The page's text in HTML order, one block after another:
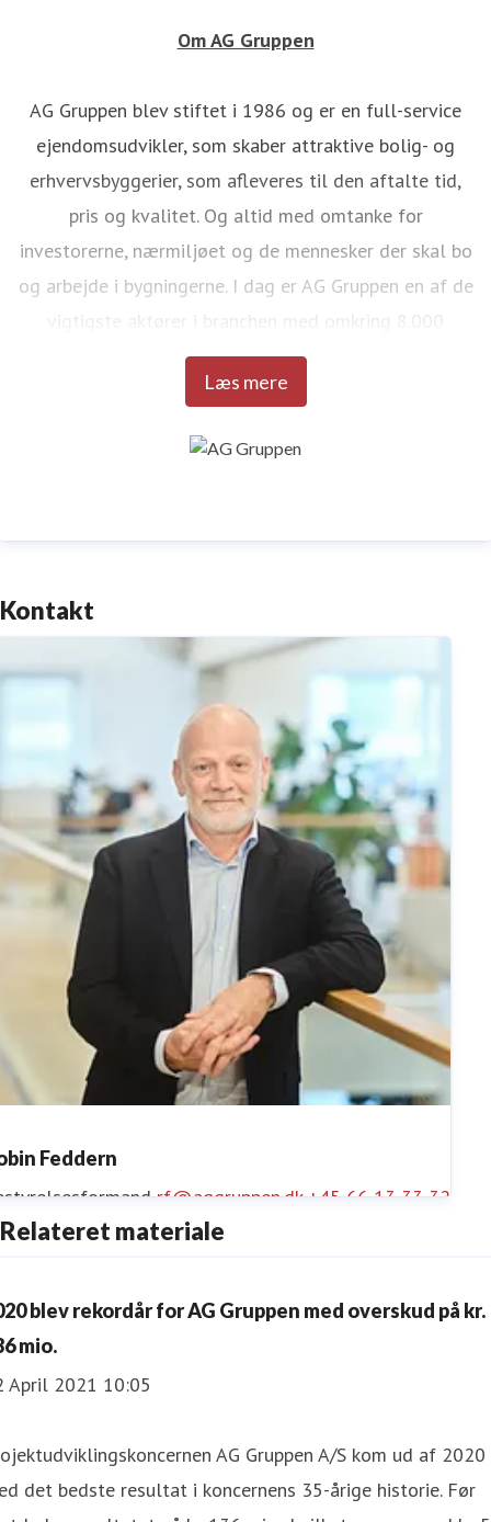
Om AG Gruppen
AG Gruppen blev stiftet i 1986 og er en full-service
ejendomsudvikler, som skaber attraktive bolig- og
erhvervsbyggerier, som afleveres til den aftalte tid,
pris og kvalitet. Og altid med omtanke for
investorerne, nærmiljøet og de mennesker der skal bo
og arbejde i bygningerne. I dag er AG Gruppen en af de
vigtigste aktører i branchen med omkring 8.000
boliger og erhvervsbyggerier bag sig: Hjem og
arbejdspladser som er bygget til mennesker og skabt
Læs mere
Kontakt
Feddern
rf@aggruppen.dk +45 66 13 33 32
Relateret materiale
blev rekordår for AG Gruppen med overskud på kr.
mio.
April 2021 10:05
AG Gruppen A/S kom ud af 2020
det bedste resultat i koncernens 35-årige historie. Før